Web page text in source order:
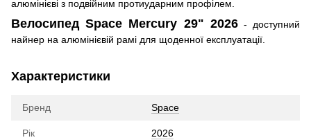
алюмінієві з подвійним протиударним профілем.
Велосипед Space Mercury 29" 2026- доступний
найнер на алюмінієвій рамі для щоденної експлуатації.
Характеристики
Бренд Space
Рік 2026